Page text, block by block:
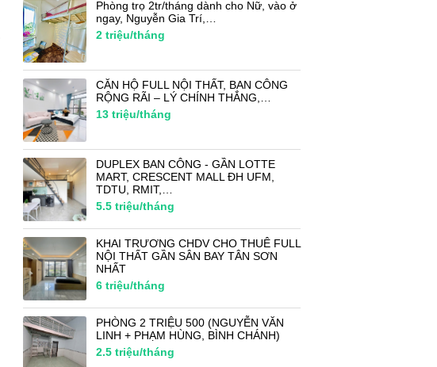
Phòng trọ 2tr/tháng dành cho Nữ, vào ở
ngay, Nguyễn Gia Trí,…
2 triệu/tháng
CĂN HỘ FULL NỘI THẤT, BAN CÔNG
RỘNG RÃI – LÝ CHÍNH THẮNG,…
13 triệu/tháng
DUPLEX BAN CÔNG - GẦN LOTTE
MART, CRESCENT MALL ĐH UFM,
TDTU, RMIT,…
5.5 triệu/tháng
KHAI TRƯƠNG CHDV CHO THUÊ FULL
NỘI THẤT GẦN SÂN BAY TÂN SƠN
NHẤT
6 triệu/tháng
PHÒNG 2 TRIỆU 500 (NGUYỄN VĂN
LINH + PHẠM HÙNG, BÌNH CHÁNH)
2.5 triệu/tháng